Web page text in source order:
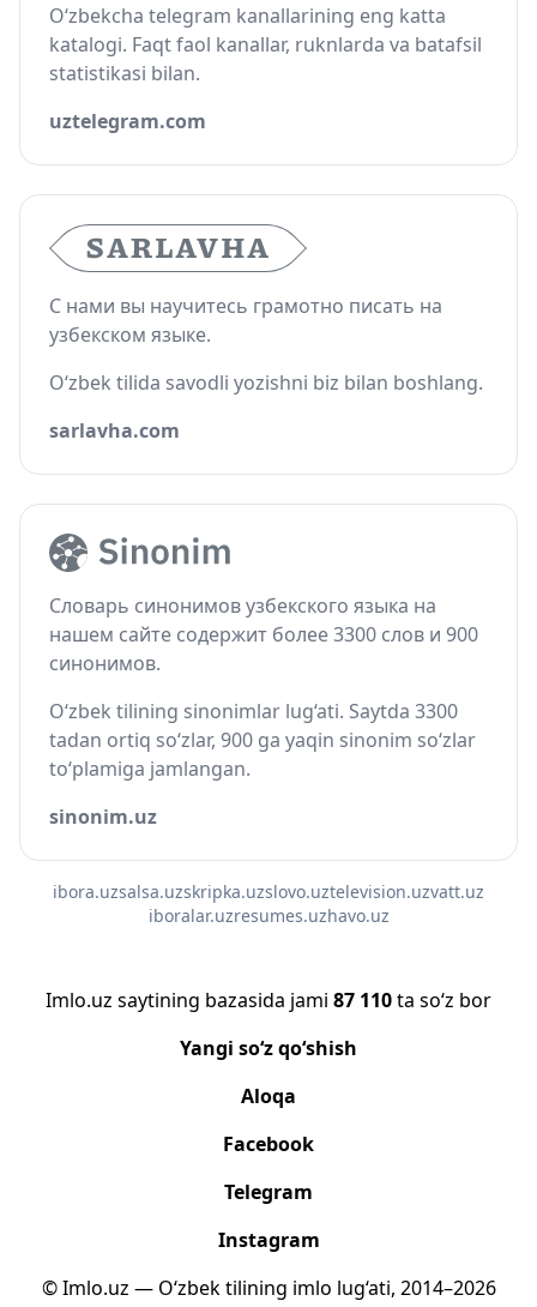
O‘zbekcha telegram kanallarining eng katta
katalogi. Faqt faol kanallar, ruknlarda va batafsil
statistikasi bilan.
uztelegram.com
С нами вы научитесь грамотно писать на
узбекском языке.
O‘zbek tilida savodli yozishni biz bilan boshlang.
sarlavha.com
Словарь синонимов узбекского языка на
нашем сайте содержит более 3300 слов и 900
синонимов.
O‘zbek tilining sinonimlar lug‘ati. Saytda 3300
tadan ortiq so‘zlar, 900 ga yaqin sinonim so‘zlar
to‘plamiga jamlangan.
sinonim.uz
ibora.uzsalsa.uzskripka.uzslovo.uztelevision.uzvatt.uz
iboralar.uzresumes.uzhavo.uz
Imlo.uz saytining bazasida jami 87 110ta so‘z bor
Yangi so‘z qo‘shish
Aloqa
Facebook
Telegram
Instagram
© Imlo.uz — O‘zbek tilining imlo lug‘ati, 2014–2026